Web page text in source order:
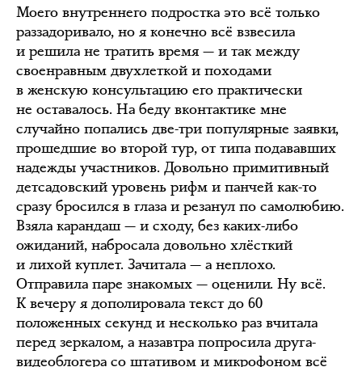
Моего внутреннего подростка это всё только
раззадоривало, но я конечно всё взвесила
и решила не тратить время — и так между
своенравным двухлеткой и походами
в женскую консультацию его практически
не оставалось. На беду вконтактике мне
случайно попались две-три популярные заявки,
прошедшие во второй тур, от типа подававших
надежды участников. Довольно примитивный
детсадовский уровень рифм и панчей как-то
сразу бросился в глаза и резанул по самолюбию.
Взяла карандаш — и сходу, без каких-либо
ожиданий, набросала довольно хлёсткий
и лихой куплет. Зачитала — а неплохо.
Отправила паре знакомых — оценили. Ну всё.
К вечеру я дополировала текст до 60
положенных секунд и несколько раз вчитала
перед зеркалом, а назавтра попросила друга-
видеоблогера со штативом и микрофоном всё